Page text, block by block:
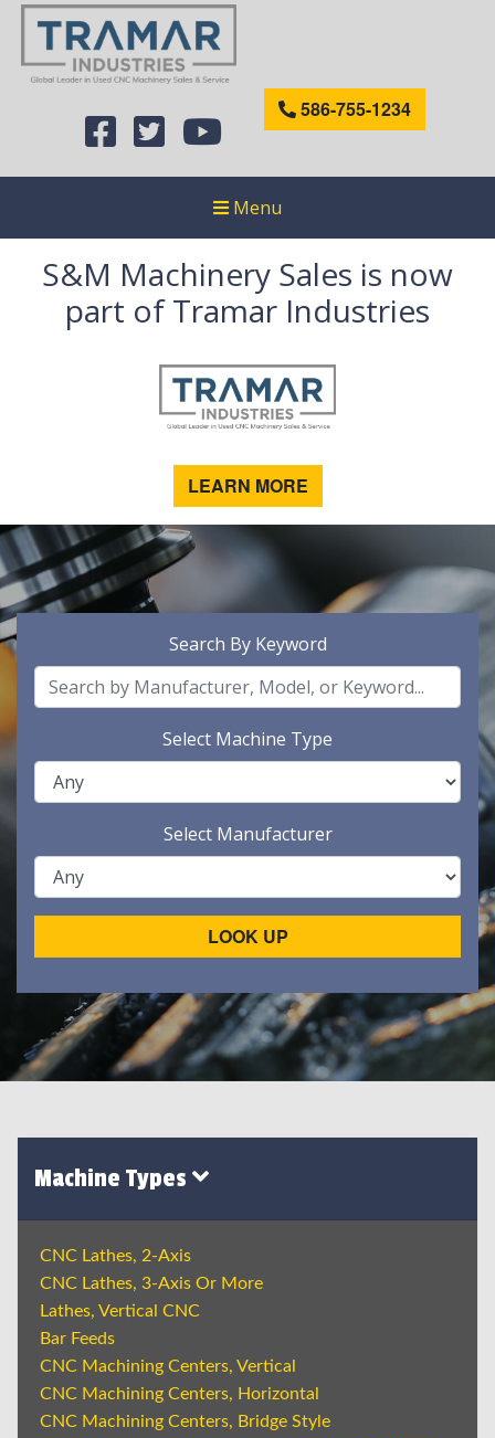
586-755-1234
Menu
S&M Machinery Sales is now
part of Tramar Industries
LEARN MORE
Search By Keyword
Select Machine Type
Select Manufacturer
LOOK UP
Machine Types
CNC Lathes, 2-Axis
CNC Lathes, 3-Axis Or More
Lathes, Vertical CNC
Bar Feeds
CNC Machining Centers, Vertical
CNC Machining Centers, Horizontal
CNC Machining Centers, Bridge Style